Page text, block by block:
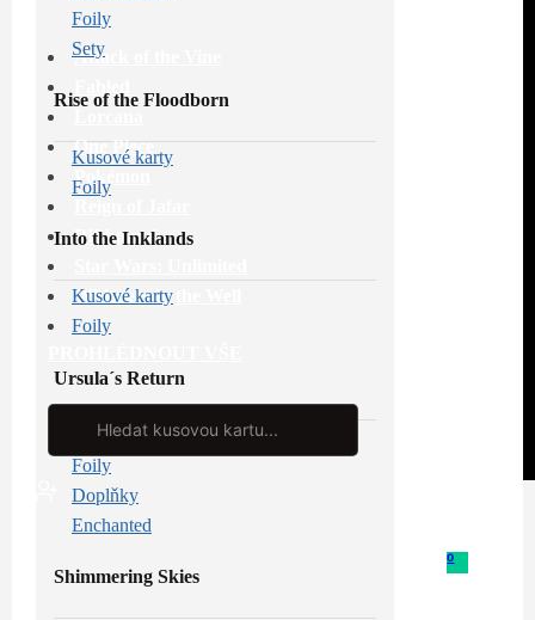
Attack of the Vine
One Piece
Pokémon
Riftbound
Whispers in the Well
Search
0
Foily
Sety
Rise of the Floodborn
Kusové karty
Foily
Into the Inklands
Kusové karty
Foily
Ursula´s Return
Kusové karty
Foily
Doplňky
Enchanted
Shimmering Skies